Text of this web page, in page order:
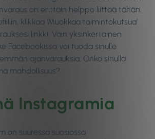
on erittäin helppo liittää tähän.
klikkaa ‘Muokkaa toimintokutsua’
linkki. Vain yksinkertainen
Facebookissa voi tuoda sinulle
ajanvarauksia. Onko sinulla
mahdollisuus?
Instagramia
on suuressa suosiossa